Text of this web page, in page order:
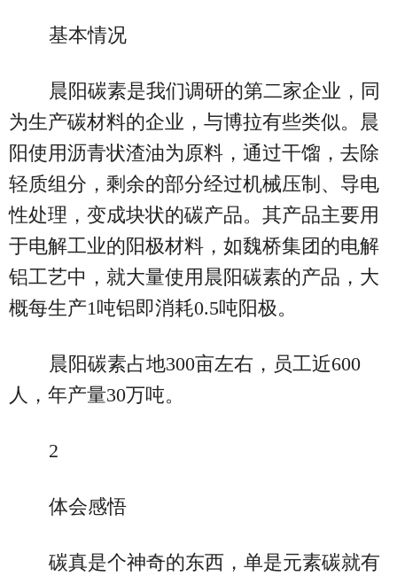
基本情况
晨阳碳素是我们调研的第二家企业，同
为生产碳材料的企业，与博拉有些类似。晨
阳使用沥青状渣油为原料，通过干馏，去除
轻质组分，剩余的部分经过机械压制、导电
性处理，变成块状的碳产品。其产品主要用
于电解工业的阳极材料，如魏桥集团的电解
铝工艺中，就大量使用晨阳碳素的产品，大
概每生产1吨铝即消耗0.5吨阳极。
晨阳碳素占地300亩左右，员工近600
人，年产量30万吨。
2
体会感悟
碳真是个神奇的东西，单是元素碳就有